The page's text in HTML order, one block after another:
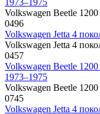
1973–1975
Volkswagen Beetle
0496
Volkswagen Jetta 4
Volkswagen Jetta 4
0457
Volkswagen Beetle
1973–1975
Volkswagen Beetle
0745
Volkswagen Jetta 4